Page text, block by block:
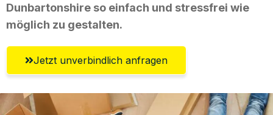
Dunbartonshire so einfach und stressfrei wie
möglich zu gestalten.
Jetzt unverbindlich anfragen